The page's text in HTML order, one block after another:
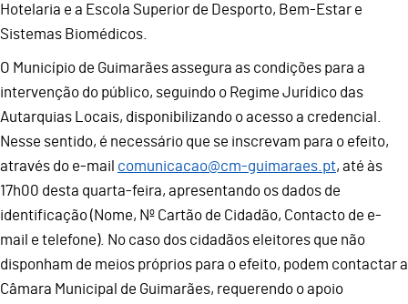
Hotelaria e a Escola Superior de Desporto, Bem-Estar e
Sistemas Biomédicos.
O Município de Guimarães assegura as condições para a
intervenção do público, seguindo o Regime Jurídico das
Autarquias Locais, disponibilizando o acesso a credencial.
Nesse sentido, é necessário que se inscrevam para o efeito,
através do e-mail comunicacao@cm-guimaraes.pt, até às
17h00 desta quarta-feira, apresentando os dados de
identificação (Nome, Nº Cartão de Cidadão, Contacto de e-
mail e telefone). No caso dos cidadãos eleitores que não
disponham de meios próprios para o efeito, podem contactar a
Câmara Municipal de Guimarães, requerendo o apoio